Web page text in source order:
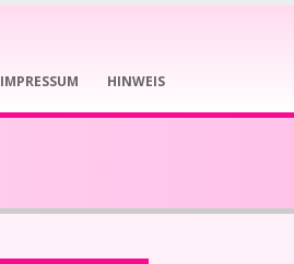
IMPRESSUM HINWEIS